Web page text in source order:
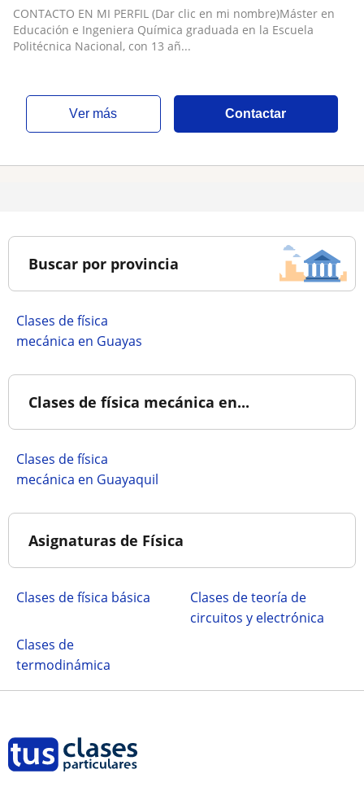
CONTACTO EN MI PERFIL (Dar clic en mi nombre)Máster en
Educación e Ingeniera Química graduada en la Escuela
Politécnica Nacional, con 13 añ...
ver más Contactar
Buscar por provincia
Clases de física
mecánica en Guayas
Clases de física mecánica en...
Clases de física
mecánica en Guayaquil
Asignaturas de Física
Clases de física básica
Clases de teoría de
circuitos y electrónica
Clases de
termodinámica